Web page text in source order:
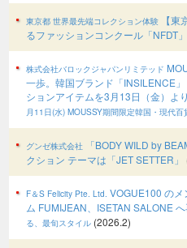
東京都 世界最先端コレクション体験 【東
るファッションコンクール「NFDT」
株式会社バロックジャパンリミテッド
一歩。韓国ブランド「INSILENCE
ションアイテムを3月13日（金）よ
月11日(水) MOUSSY期間限定韓国・現代百
グンゼ株式会社 「BODY WILD by
クション テーマは「JET SETTER」
F＆S Felicity Pte. Ltd. VOGUE100 のメ
ム FUMIJEAN、ISETAN SALONE
る、最旬スタイル (2026.2)